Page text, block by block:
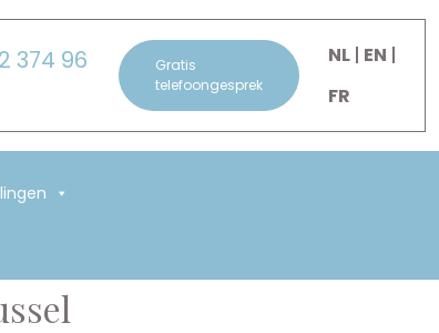
374 96
Gratis
telefoongesprek
NL EN
FR